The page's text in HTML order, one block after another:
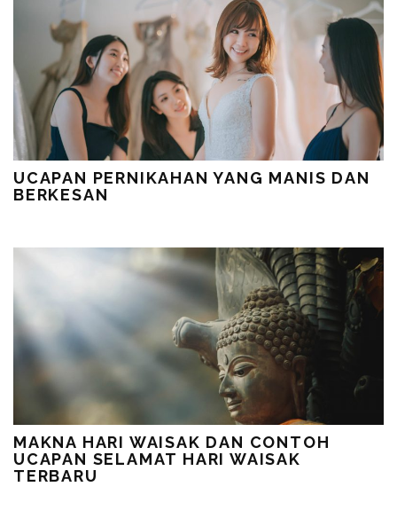
UCAPAN PERNIKAHAN YANG MANIS DAN
BERKESAN
MAKNA HARI WAISAK DAN CONTOH
UCAPAN SELAMAT HARI WAISAK
TERBARU